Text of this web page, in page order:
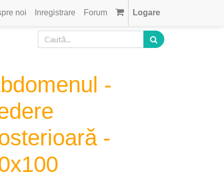
noi Inregistrare Forum Logare
-
-